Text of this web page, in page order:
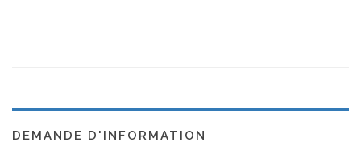
DEMANDE D'INFORMATION